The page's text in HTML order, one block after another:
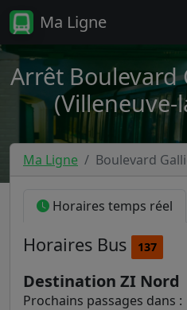
Ma Ligne
Arrêt Boulevard
(Villeneuve-
Ma Ligne Boulevard
Horaires temps réel
Horaires Bus 137
Destination ZI Nord
Prochains passages dans :